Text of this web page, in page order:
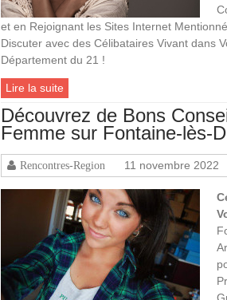
et en Rejoignant les Sites Internet
Discuter avec des Célibataires Vivant dans
Département du 21 !
Lire la suite
Découvrez de Bons
Femme sur Fontaine-lès-
Rencontres-Region 11 novembre 2022